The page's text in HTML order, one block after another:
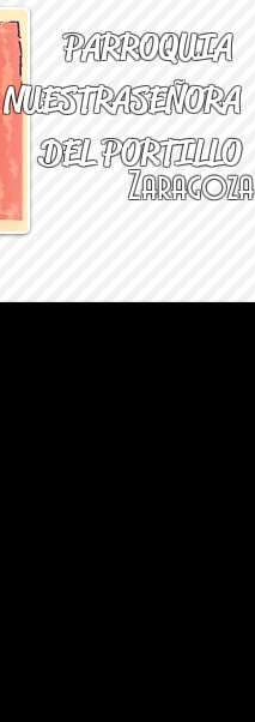
PARROQUIA
NUESTRASEÑORA
DEL PORTILLO
Zaragoza